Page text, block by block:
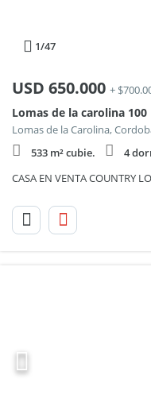
1/47
USD 650.000 +
Lomas de la carolina 100
Lomas de la Carolina,
533 m² cubie.
4
CASA EN VENTA COUNTRY